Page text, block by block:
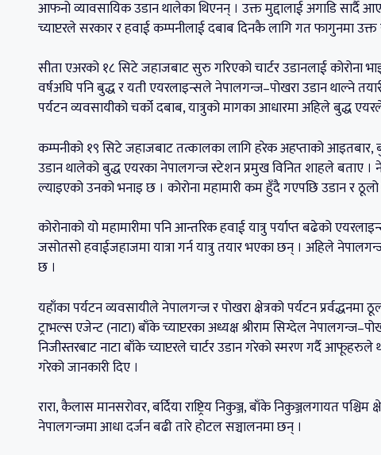
आफनो व्यावसायिक उडान थालेका थिएनन् । उक्त मुद्दालाई अगाडि
च्याप्टरले सरकार र हवाई कम्पनीलाई दबाब दिनकै लागि गत फागुनमा उक्त
सीता एअरको १८ सिटे जहाजबाट सुरु गरिएको चार्टर उडानलाई कोरोना
वर्षअघि पनि बुद्ध र यती एयरलाइन्सले नेपालगन्ज–पोखरा उडान थाल्ने
पर्यटन व्यवसायीको चर्को दबाब, यात्रुको मागका आधारमा अहिले बुद्ध
कम्पनीको १९ सिटे जहाजबाट तत्कालका लागि हरेक अहप्ताको
उडान थालेको बुद्ध एयरका नेपालगन्ज स्टेशन प्रमुख विनित शाहले बताए ।
ल्याइएको उनको भनाइ छ । कोरोना महामारी कम हुँदै गएपछि उडान र
कोरोनाको यो महामारीमा पनि आन्तरिक हवाई यात्रु पर्याप्त बढेको
जसोतसो हवाईजहाजमा यात्रा गर्न यात्रु तयार भएका छन् । अहिले
छ ।
यहाँका पर्यटन व्यवसायीले नेपालगन्ज र पोखरा क्षेत्रको पर्यटन
ट्राभल्स एजेन्ट (नाटा) बाँके च्याप्टरका अध्यक्ष श्रीराम सिग्देल
निजीस्तरबाट नाटा बाँके च्याप्टरले चार्टर उडान गरेको स्मरण गर्दै
गरेको जानकारी दिए ।
रारा, कैलास मानसरोवर, बर्दिया राष्ट्रिय निकुञ्ज, बाँके निकुञ्जलगायत
नेपालगन्जमा आधा दर्जन बढी तारे होटल सञ्चालनमा छन् ।